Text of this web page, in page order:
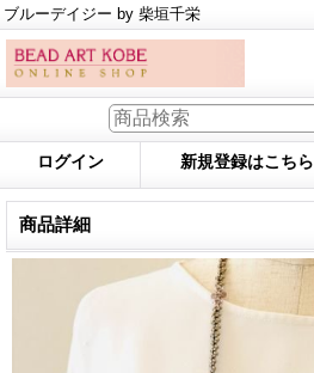
ブルーデイジー by 柴垣千栄
ログイン 新規登録はこちら
商品詳細